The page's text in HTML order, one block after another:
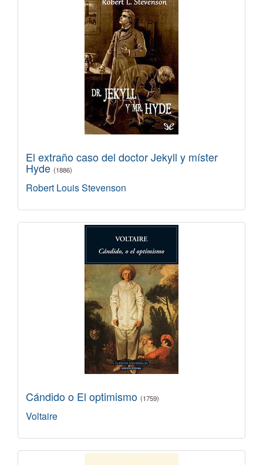
El extraño caso del doctor Jekyll y míster
Hyde (1886)
Robert Louis Stevenson
Cándido o El optimismo (1759)
Voltaire